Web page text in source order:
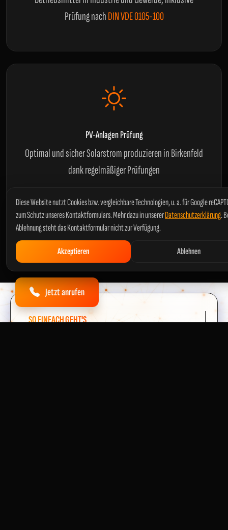
Jetzt anrufen
Prüfung nachDIN VDE 0105-100
PV-Anlagen Prüfung
Optimal und sicher Solarstrom produzieren in Birkenfeld
dank regelmäßiger Prüfungen
Alles weitere zu Arten von Prüfungen und den verschiedenen
Normen erfahren Sie in unseremkurzen Ratgeber
SO EINFACH GEHT'S
Diese Website nutzt Cookies bzw. vergleichbare Technologien, u. a. für Google
zum Schutz unseres Kontaktformulars. Mehr dazu in unsererDatenschutzerklärung.
Ablehnung steht das Kontaktformular nicht zur Verfügung.
Akzeptieren Ablehnen